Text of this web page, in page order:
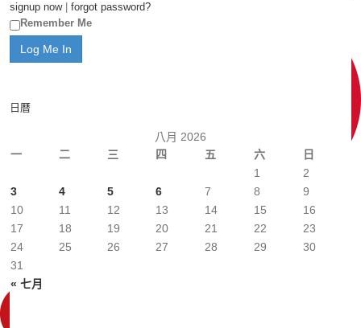
signup now| forgot password?
Remember Me
日曆
八月 2026
一
二 三 四 五 六 日
« 七月
1
2
3
4 5 6 7 8
9
10
11 12 13 14 15
16
17
18 19 20 21 22
23
24
25 26 27 28 29
30
31